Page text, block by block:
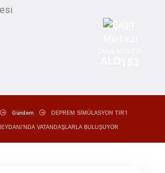
Gündem DEPREM SİMÜLASYON TIR’I
VATANDAŞLARLA BULUŞUYOR